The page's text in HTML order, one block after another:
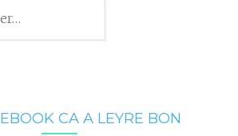
CA A LEYRE BON